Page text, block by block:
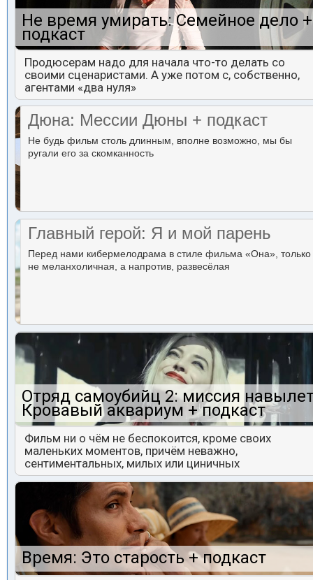
Не время умирать: Семейное дело +
подкаст
Продюсерам надо для начала что-то делать со
своими сценаристами. А уже потом с, собственно,
агентами «два нуля»
Дюна: Мессии Дюны + подкаст
Не будь фильм столь длинным, вполне возможно, мы бы
ругали его за скомканность
Главный герой: Я и мой парень
Перед нами кибермелодрама в стиле фильма «Она», только
не меланхоличная, а напротив, развесёлая
Отряд самоубийц 2: миссия
Кровавый аквариум + подкаст
Фильм ни о чём не беспокоится, кроме своих
маленьких моментов, причём неважно,
сентиментальных, милых или циничных
Время: Это старость + подкаст